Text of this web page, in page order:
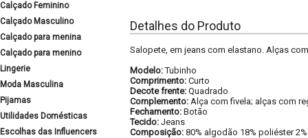
Calçado Feminino
Calçado Masculino
Calçado para menina
Calçado para menino
Lingerie
Moda Masculina
Pijamas
Utilidades Domésticas
Escolhas das Influencers
Detalhes do Produto
Salopete, em jeans com elastano. Alças
Modelo:Tubinho
Comprimento: Curto
Decote frente: Quadrado
Complemento: Alça com fivela; alças com
Fechamento: Botão
Tecido: Jeans
Composição: 80% algodão 18% poliéster